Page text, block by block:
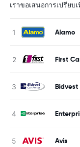
เราขอเสนอการเปรีย
Alamo
First
Avis